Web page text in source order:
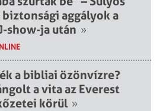
biztonsági aggályok a
show-ja után »
a bibliai özönvízre?
a vita az Everest
körül »